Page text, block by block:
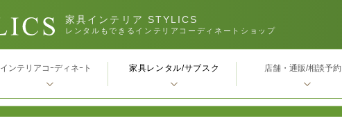
家具インテリア STYLICS
レンタルもできるインテリアコーディネートショップ
インテリアコｰディネｰト 家具レンタル/サブスク 店舗・通販/相談予約